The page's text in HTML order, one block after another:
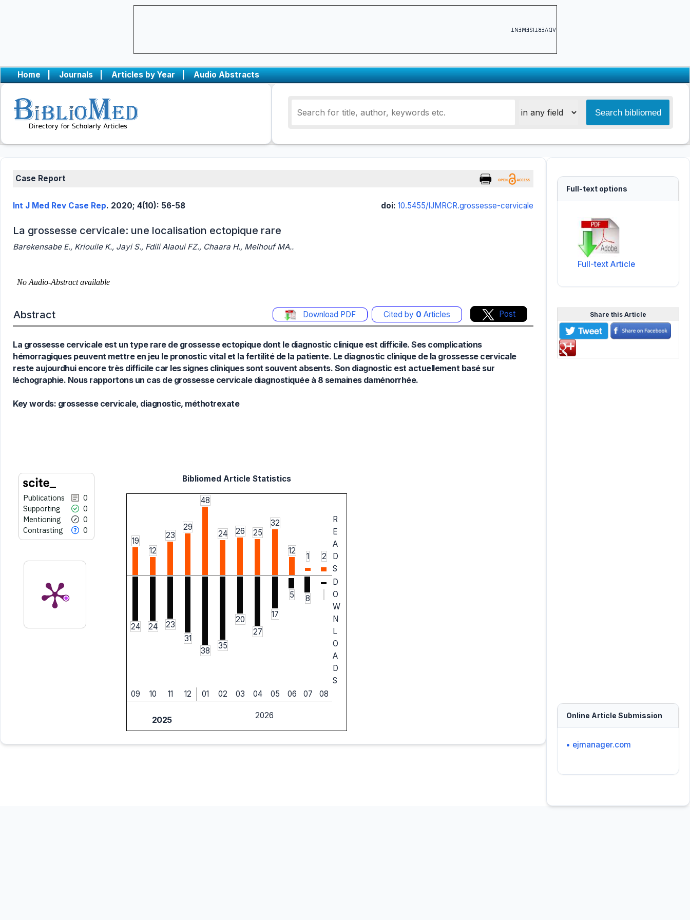
ADVERTISEMENT
Home | Journals | Articles by Year | Audio Abstracts
Case Report
Int J Med Rev Case Rep. 2020; 4(10): 56-58 doi: 10.5455/IJMRCR.grossesse-cervicale
La grossesse cervicale: une localisation ectopique rare
Barekensabe E., Kriouile K., Jayi S., Fdili Alaoui FZ., Chaara H., Melhouf MA..
Abstract Download PDF Cited by 0 Articles Post
La grossesse cervicale est un type rare de grossesse ectopique dont le diagnostic clinique est difficile. Ses complications
hémorragiques peuvent mettre en jeu le pronostic vital et la fertilité de la patiente. Le diagnostic clinique de la grossesse cervicale
reste aujourdhui encore très difficile car les signes cliniques sont souvent absents. Son diagnostic est actuellement basé sur
léchographie. Nous rapportons un cas de grossesse cervicale diagnostiquée à 8 semaines daménorrhée.
Key words: grossesse cervicale, diagnostic, méthotrexate
Publications
0
Supporting
0
Mentioning
0
Contrasting
0
0
Citing Publications
Mentioning
cited atscite.ai
Scite shows how a scientific paper
has been cited by providing the
context of the citation, a
classification describing whether
it supports, mentions, or contrasts
Bibliomed Article Statistics
19
12
23
29
48
24 26 25
32
12
1 2
R
E
A
D
S
24 24
23
31
38
35
20
27
17
5 8
D
O
W
N
L
O
A
D
S
09
10 11 12 01 02 03 04 05 06 07 08
2025 2026
Full-text options
Full-text Article
Share this Article
Online Article Submission
• ejmanager.com